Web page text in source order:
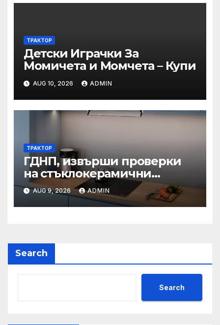
професионално
– пресечни точки и
решения“
ТРАКТОР
Детски Играчки За
Момичета и Момчета – Купи
AUG 10, 2026 ADMIN
ТРАКТОР
ГДНП, извърши проверки
на стъклокерамични
вградени котлони в
България
AUG 9, 2026 ADMIN
Search
Search